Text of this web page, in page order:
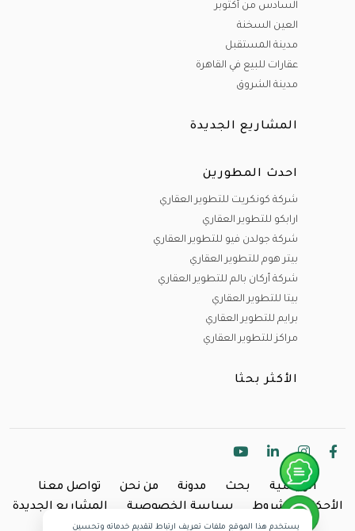
السادس من أكتوبر
العين السخنة
مدينة المستقبل
عقارات للبيع في القاهرة
مدينة الشروق
المشاريع الجديدة
احدث المطورين
شركة كونكريت للتطوير العقاري
ارابكو للتطوير العقاري
شركة جولدن فيو للتطوير العقاري
بيتر هوم للتطوير العقاري
شركة أركان بالم للتطوير العقاري
بيتا للتطوير العقاري
برايم للتطوير العقاري
مراكز للتطوير العقاري
الأكثر بحثا
الرئيسية بحث مدونة من نحن
تواصل معنا
الأحكام والشروط
سياسة الخصوصية المشاريع الجديدة
يستخدم هذا الموقع ملفات تعريف ارتباط لتقديم خدماته وتحسين